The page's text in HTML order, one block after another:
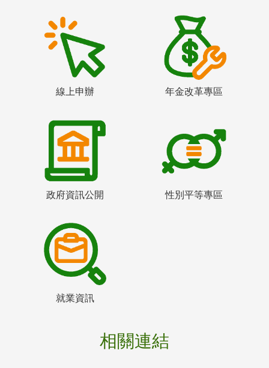
線上申辦 年金改革專區
政府資訊公開 性別平等專區
就業資訊
相關連結